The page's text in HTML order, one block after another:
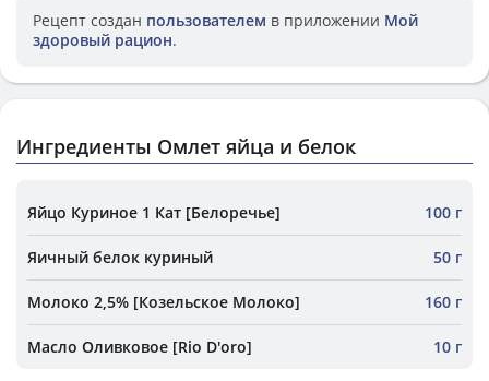
Рецепт создан пользователем в приложении Мой
здоровый рацион.
Ингредиенты Омлет яйца и белок
Яйцо Куриное 1 Кат [Белоречье] 100 г
Яичный белок куриный 50 г
Молоко 2,5% [Козельское Молоко] 160 г
Масло Оливковое [Rio D'oro] 10 г